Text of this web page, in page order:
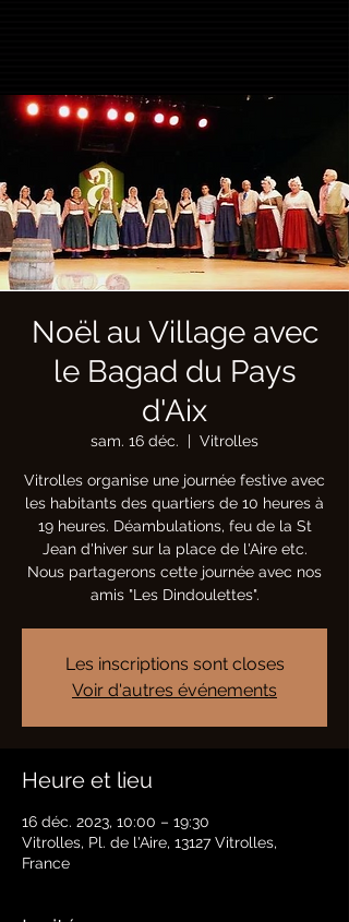
Noël au Village avec
le Bagad du Pays
d'Aix
sam. 16 déc.
  |
Vitrolles
Vitrolles organise une journée festive avec
les habitants des quartiers de 10 heures à
19 heures. Déambulations, feu de la St
Jean d'hiver sur la place de l'Aire etc.
Nous partagerons cette journée avec nos
amis "Les Dindoulettes".
Les inscriptions sont closes
Voir d'autres événements
Heure et lieu
16 déc. 2023, 10:00 – 19:30
Vitrolles, Pl. de l'Aire, 13127 Vitrolles,
France